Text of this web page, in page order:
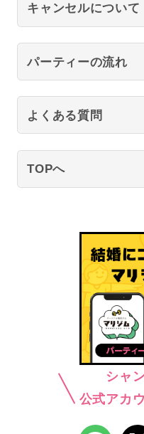
キャンセルについて
パーティーの流れ
よくある質問
TOPへ
シャ
公式アカ